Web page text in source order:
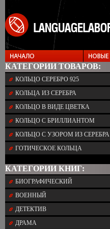
КАТЕГОРИИ ТОВАРОВ:
КОЛЬЦО СЕРЕБРО 925
КОЛЬЦА ИЗ СЕРЕБРА
КОЛЬЦО В ВИДЕ ЦВЕТКА
КОЛЬЦО С БРИЛЛИАНТОМ
КОЛЬЦО С УЗОРОМ ИЗ СЕРЕБРА
ГОТИЧЕСКОЕ КОЛЬЦА
КАТЕГОРИИ КНИГ:
БИОГРАФИЧЕСКИЙ
ВОЕННЫЙ
ДЕТЕКТИВ
ДРАМА